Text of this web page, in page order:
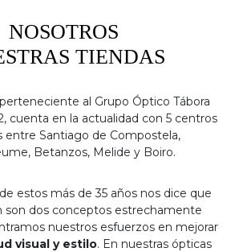
NOSOTROS
TIENDAS
al Grupo Óptico Tábora
cuenta en la actualidad con 5 centros
entre Santiago de Compostela,
Betanzos, Melide y Boiro.
estos más de 35 años nos dice que
son dos conceptos estrechamente
nuestros esfuerzos en mejorar
visual y estilo. En nuestras ópticas